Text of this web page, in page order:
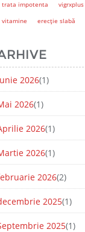
trata impotenta vigrxplus
vitamine
erecție slabă
2026(1)
2026(1)
2026(1)
2026(1)
2026(2)
2025(1)
2025(1)